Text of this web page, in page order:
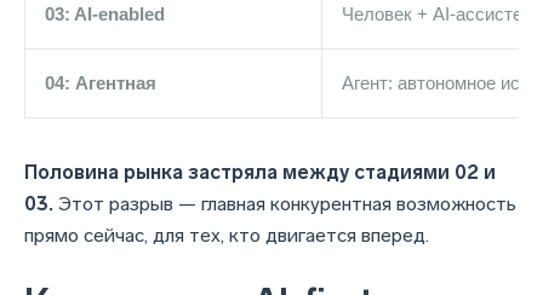
03: AI-enabled Человек + AI-ассистент
04: Агентная Агент: автономное
Половина рынка застряла между стадиями 02 и
03. Этот разрыв — главная конкурентная возможность
прямо сейчас, для тех, кто двигается вперед.